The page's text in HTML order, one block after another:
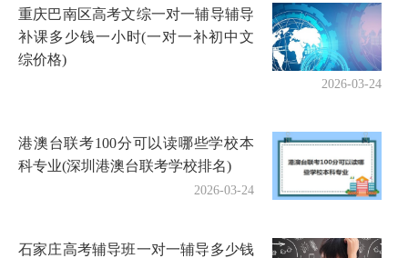
重庆巴南区高考文综一对一辅导辅导
补课多少钱一小时(一对一补初中文
综价格)
2026-03-24
港澳台联考100分可以读哪些学校本
科专业(深圳港澳台联考学校排名)
2026-03-24
石家庄高考辅导班一对一辅导多少钱